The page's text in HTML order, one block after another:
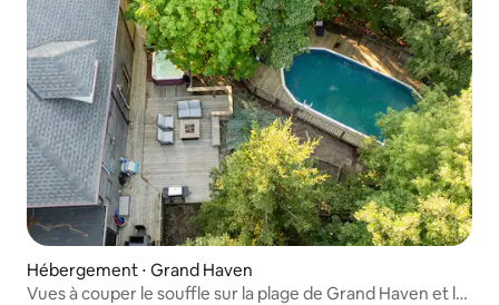
Hébergement ⋅ Grand Haven
Vues à couper le souffle sur la plage de Grand Haven et le